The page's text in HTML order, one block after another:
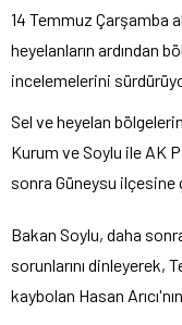
14 Temmuz Çarşamba
heyelanların ardından
incelemelerini
Sel ve heyelan
Kurum ve Soylu ile AK
sonra Güneysu ilçesine
Bakan Soylu, daha
sorunlarını dinleyerek,
kaybolan Hasan